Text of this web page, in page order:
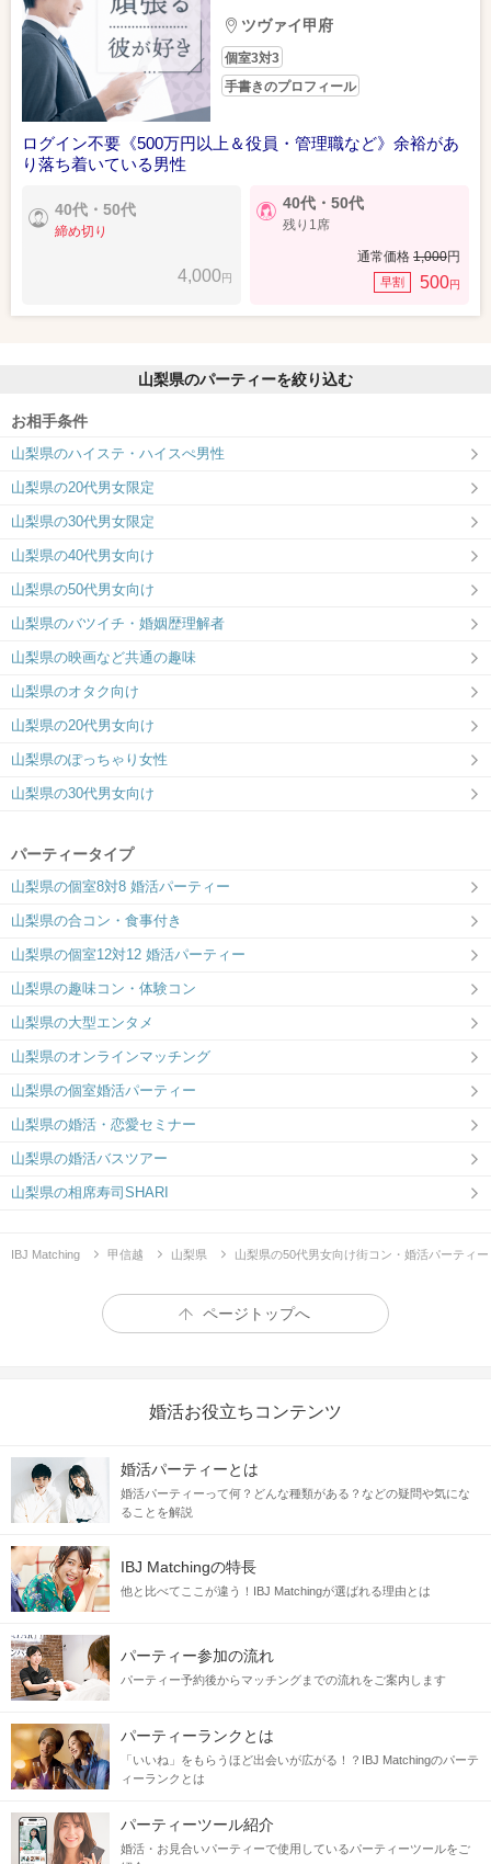
ツヴァイ甲府
個室3対3
手書きのプロフィール
ログイン不要《500万円以上＆役員・管理職など》余裕があ
り落ち着いている男性
40代・50代
締め切り
4,000円
40代・50代
残り1席
通常価格 1,000円
早割 500円
山梨県のパーティーを絞り込む
お相手条件
山梨県のハイステ・ハイスぺ男性
山梨県の20代男女限定
山梨県の30代男女限定
山梨県の40代男女向け
山梨県の50代男女向け
山梨県のバツイチ・婚姻歴理解者
山梨県の映画など共通の趣味
山梨県のオタク向け
山梨県の20代男女向け
山梨県のぽっちゃり女性
山梨県の30代男女向け
パーティータイプ
山梨県の個室8対8 婚活パーティー
山梨県の合コン・食事付き
山梨県の個室12対12 婚活パーティー
山梨県の趣味コン・体験コン
山梨県の大型エンタメ
山梨県のオンラインマッチング
山梨県の個室婚活パーティー
山梨県の婚活・恋愛セミナー
山梨県の婚活バスツアー
山梨県の相席寿司SHARI
IBJ Matching 甲信越 山梨県 山梨県の50代男女向け街コン・婚活パーティー
ページトップへ
婚活お役立ちコンテンツ
婚活パーティーとは
婚活パーティーって何？どんな種類がある？などの疑問や気にな
ることを解説
IBJ Matchingの特長
他と比べてここが違う！IBJ Matchingが選ばれる理由とは
パーティー参加の流れ
パーティー予約後からマッチングまでの流れをご案内します
パーティーランクとは
「いいね」をもらうほど出会いが広がる！？IBJ Matchingのパーテ
ィーランクとは
パーティーツール紹介
婚活・お見合いパーティーで使用しているパーティーツールをご